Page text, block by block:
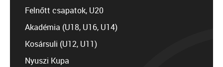
Felnőtt csapatok, U20
Akadémia (U18, U16, U14)
Kosársuli (U12, U11)
Nyuszi Kupa